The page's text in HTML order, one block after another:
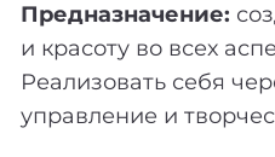
Предназначение:
и красоту во всех
Реализовать себя
управление и